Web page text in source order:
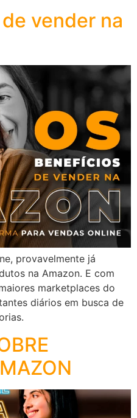
vender na
provavelmente já
na Amazon. E com
marketplaces do
diários em busca de